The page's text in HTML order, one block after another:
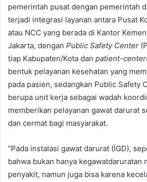
pemerintah pusat dengan pemerintah
terjadi integrasi layanan antara Pusat
atau NCC yang berada di Kantor
Jakarta, dengan Public Safety Center
tiap Kabupaten/Kota dan patient-
bentuk pelayanan kesehatan yang
pada pasien, sedangkan Public Safety
berupa unit kerja sebagai wadah
memberikan pelayanan gawat darurat
dan cermat bagi masyarakat.
“Pada instalasi gawat darurat (İGD),
bahwa bukan hanya kegawatdaruratan
penyakit, namun juga bisa karena